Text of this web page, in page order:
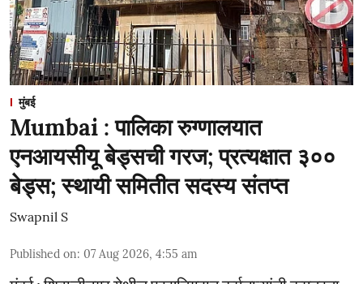
मुंबई
Mumbai : पालिका रुग्णालयात
एनआयसीयू बेड्सची गरज; प्रत्यक्षात ३००
बेड्स; स्थायी समितीत सदस्य संतप्त
Swapnil S
Published on: 07 Aug 2026, 4:55 am